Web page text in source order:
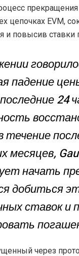
прекращения
цепочках EVM,
и повысив ставки
падение
24
течение
месяцев,
начать
добиться
ставок
через